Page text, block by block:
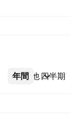
年間 四半期
その他